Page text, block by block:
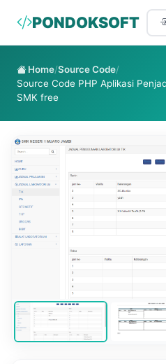
PONDOKSOFT
Home/Source Code/
Source Code PHP Aplikasi
SMK free